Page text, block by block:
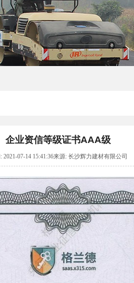
企业资信等级证书AAA级
2021-07-14 15:41:36来源: 长沙辉力建材有限公司